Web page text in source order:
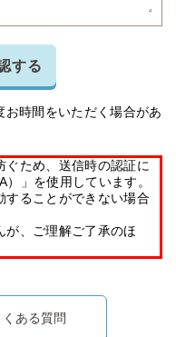
する
時間をいただく場合があ
ぐため、送信時の認証に
」を使用しています。
することができない場合
が、ご理解ご了承のほ
くある質問